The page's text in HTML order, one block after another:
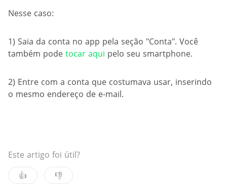
Nesse caso:
1) Saia da conta no app pela seção "Conta". Você
também pode tocar aqui pelo seu smartphone.
2) Entre com a conta que costumava usar, inserindo
o mesmo endereço de e-mail.
Este artigo foi útil?
👍
👎